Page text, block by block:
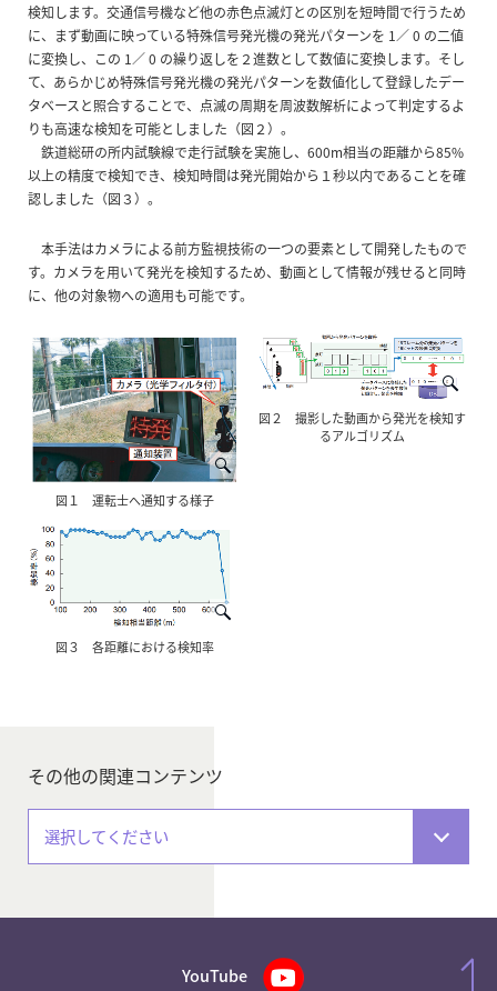
検知します。交通信号機など他の赤色点滅灯との区別を短時間で行うため
に、まず動画に映っている特殊信号発光機の発光パターンを 1／ 0 の二値
に変換し、この 1／ 0 の繰り返しを２進数として数値に変換します。そし
て、あらかじめ特殊信号発光機の発光パターンを数値化して登録したデー
タベースと照合することで、点滅の周期を周波数解析によって判定するよ
りも高速な検知を可能としました（図２）。
鉄道総研の所内試験線で走行試験を実施し、600m相当の距離から85%
以上の精度で検知でき、検知時間は発光開始から１秒以内であることを確
認しました（図３）。
本手法はカメラによる前方監視技術の一つの要素として開発したもので
す。カメラを用いて発光を検知するため、動画として情報が残せると同時
に、他の対象物への適用も可能です。
図１ 運転士へ通知する様子
図２ 撮影した動画から発光を検知す
るアルゴリズム
図３ 各距離における検知率
その他の関連コンテンツ
選択してください
YouTube